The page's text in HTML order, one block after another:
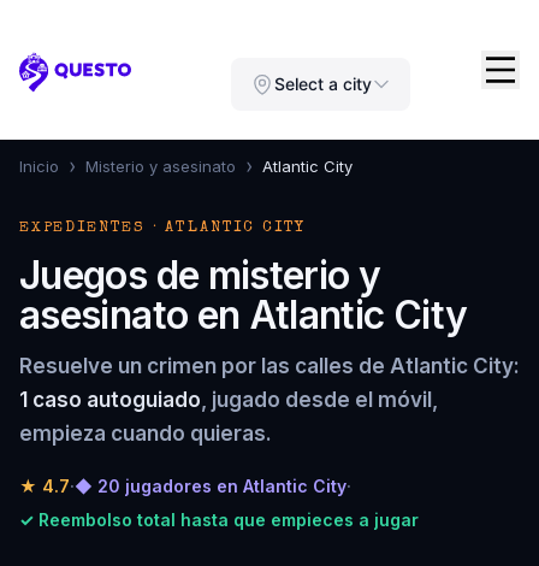
Questo Select a city
Inicio › Misterio y asesinato › Atlantic City
EXPEDIENTES · ATLANTIC CITY
Juegos de misterio y
asesinato en Atlantic City
Resuelve un crimen por las calles de Atlantic City:
1 caso autoguiado, jugado desde el móvil,
empieza cuando quieras.
★ 4.7·◆ 20 jugadores en Atlantic City·
✓ Reembolso total hasta que empieces a jugar